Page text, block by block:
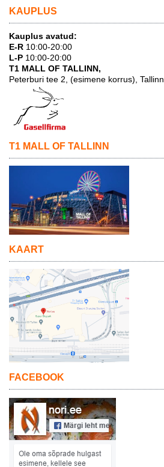
KAUPLUS
Kauplus avatud:
E-R 10:00-20:00
L-P 10:00-20:00
T1 MALL OF TALLINN,
Peterburi tee 2, (esimene korrus), Tallinn
T1 MALL OF TALLINN
KAART
FACEBOOK